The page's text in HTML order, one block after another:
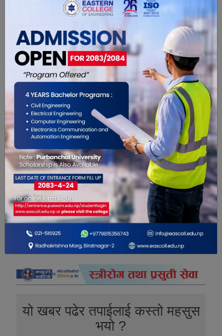
यो खबर पढेर तपाईलाई कस्तो महसुस
भयो ?